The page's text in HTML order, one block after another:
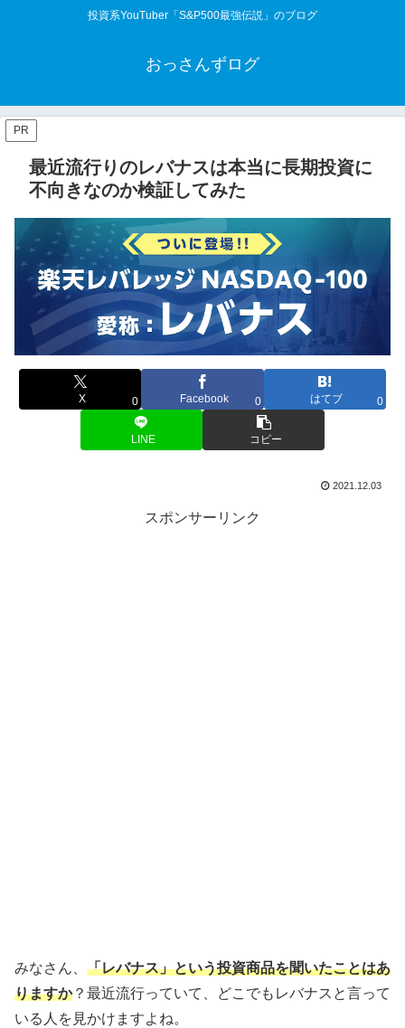
投資系YouTuber「S&P500最強伝説」のブログ
おっさんずログ
PR
最近流行りのレバナスは本当に長期投資に
不向きなのか検証してみた
X 0 Facebook 0 はてブ 0
LINE コピー
2021.12.03
スポンサーリンク
みなさん、 「レバナス」という投資商品を聞いたことはあ
りますか？最近流行っていて、どこでもレバナスと言って
いる人を見かけますよね。